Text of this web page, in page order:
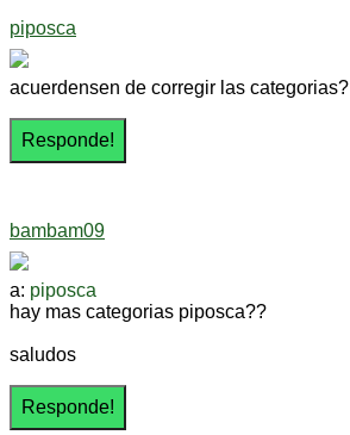
piposca
acuerdensen de corregir las categorias?
bambam09
a: piposca
hay mas categorias piposca??
saludos